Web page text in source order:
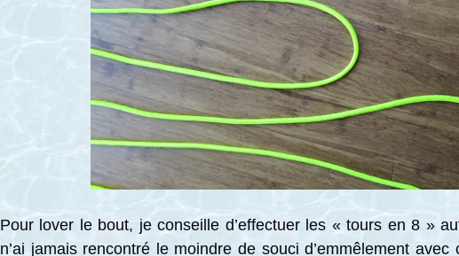
Pour lover le bout, je conseille d’effectuer les « tours en 8 »
n’ai jamais rencontré le moindre de souci d’emmêlement